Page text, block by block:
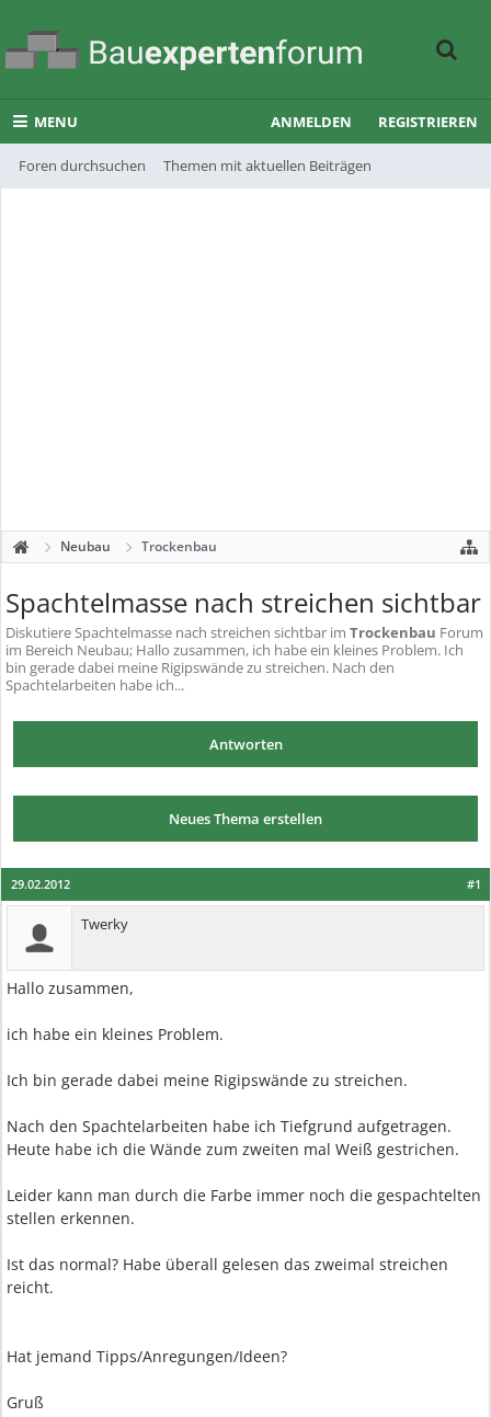
MENU
Foren durchsuchen Themen mit aktuellen Beiträgen
ANMELDEN REGISTRIEREN
Neubau Trockenbau
Spachtelmasse nach streichen sichtbar
DiskutiereSpachtelmasse nach streichen sichtbar im Trockenbau Forum
im Bereich Neubau; Hallo zusammen, ich habe ein kleines Problem. Ich
bin gerade dabei meine Rigipswände zu streichen. Nach den
Spachtelarbeiten habe ich...
Antworten
Neues Thema erstellen
#1
29.02.2012
Twerky
Hallo zusammen,
ich habe ein kleines Problem.
Ich bin gerade dabei meine Rigipswände zu streichen.
Nach den Spachtelarbeiten habe ich Tiefgrund aufgetragen.
Heute habe ich die Wände zum zweiten mal Weiß gestrichen.
Leider kann man durch die Farbe immer noch die gespachtelten
stellen erkennen.
Ist das normal? Habe überall gelesen das zweimal streichen
reicht.
Hat jemand Tipps/Anregungen/Ideen?
Gruß